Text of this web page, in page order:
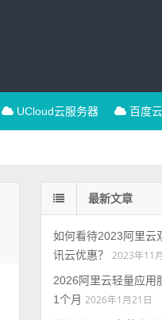
UCloud云服务器 百度
最新文章
如何看待2023阿里云
讯云优惠？
2023年11
2026阿里云轻量应用
1个月 2026年1月21日